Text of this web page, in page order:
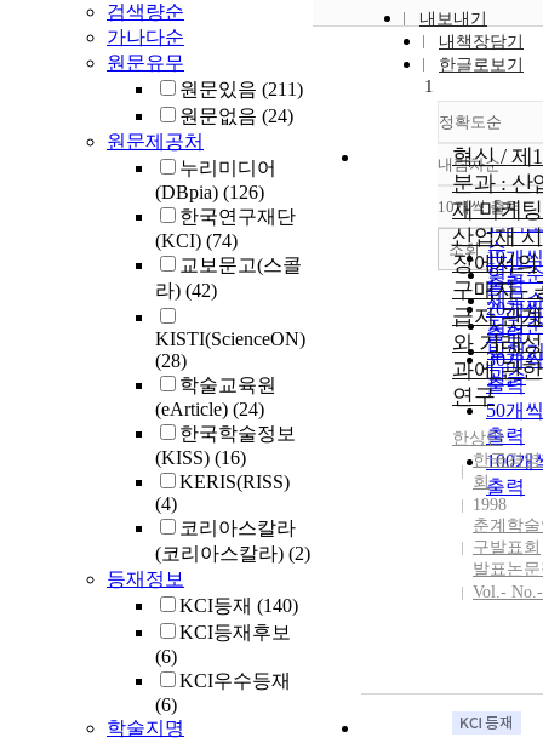
검색량순
가나다순
원문유무
원문있음 (211)
원문없음 (24)
원문제공처
누리미디어
(DBpia) (126)
한국연구재단
(KCI) (74)
교보문고(스콜
라) (42)
KISTI(ScienceON)
(28)
학술교육원
(eArticle) (24)
한국학술정보
(KISS) (16)
KERIS(RISS)
(4)
코리아스칼라
(코리아스칼라) (2)
등재정보
KCI등재 (140)
KCI등재후보
(6)
KCI우수등재
(6)
학술지명
내보내기
내책장담기
한글로보기
정확도순
정확
순
인기
순
연도
제목
저자
발행
관순
내림차순
내림
10개씩 출력
10개씩
출력
20개씩
출력
30개씩
출력
50개씩
출력
100개
출력
조회
1
혁신 / 제
분과 : 산
재 마케
산업재 시
장에서의
구매자 -
급자 관계
와 거래성
과에 관한
연구
한상린
한국경
회
1998
춘계학
구발표회
발표논
Vol.- No.-